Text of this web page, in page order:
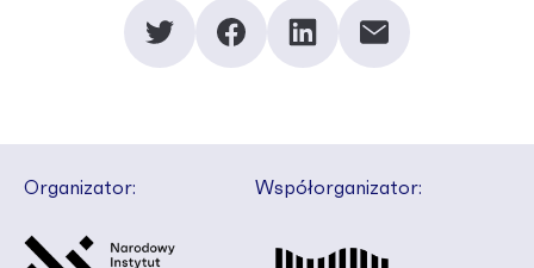
Organizator: Współorganizator: